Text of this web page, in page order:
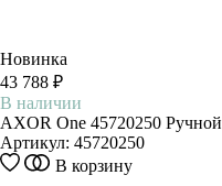
Новинка
43 788 ₽
В наличии
AXOR One 45720250
Артикул: 45720250
В корзину